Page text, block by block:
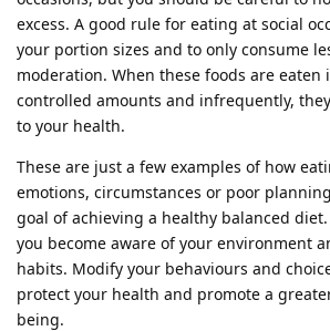
excess. A good rule for eating at social
your portion sizes and to only consume
moderation. When these foods are eaten
controlled amounts and infrequently,
to your health.
These are just a few examples of how
emotions, circumstances or poor
goal of achieving a healthy balanced
you become aware of your environment
habits. Modify your behaviours and
protect your health and promote a
being.